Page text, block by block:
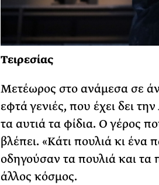
Τειρεσίας
Μετέωρος στο ανάμεσα σε
εφτά γενιές, που έχει δει
τα αυτιά τα φίδια. Ο γέρος
βλέπει. «Κάτι πουλιά κι ένα
οδηγούσαν τα πουλιά και τα
άλλος κόσμος.